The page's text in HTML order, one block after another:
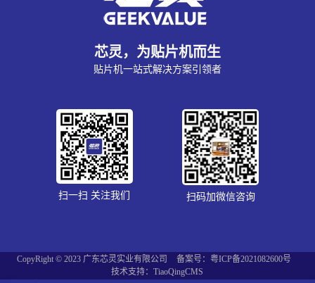
芯灵，为贴片机而生
贴片机一站式解决方案引领者
扫一扫 关注我们 扫码加微信咨询
CopyRight © 2023 广东芯灵实业有限公司
备案号：粤ICP备2021082600号
技术支持：TiaoQingCMS